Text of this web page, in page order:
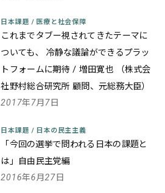
日本課題 / 医療と社会保障
これまでタブー視されてきたテーマに
ついても、 冷静な議論ができるプラッ
トフォームに期待 / 増田寛也 （株式会
社野村総合研究所 顧問、元総務大臣）
2017年7月7日
日本課題 / 日本の民主主義
「今回の選挙で問われる日本の課題と
は」自由民主党編
2016年6月27日